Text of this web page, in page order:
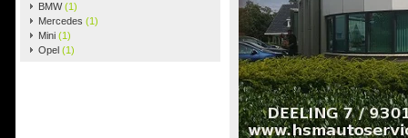
BMW(1)
Mercedes (1)
Mini (1)
Opel (1)